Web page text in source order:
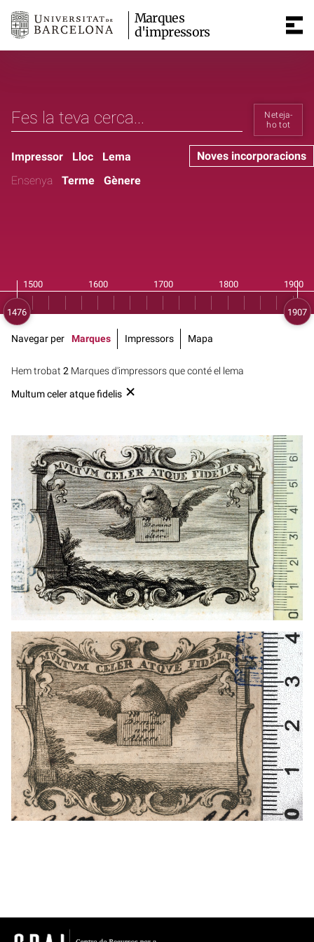
Marques
d'impressors
Neteja-
ho tot
Noves incorporacions
Impressor Lloc
Lema
Ensenya
Terme Gènere
Hem trobat 2 Marques d'impressors que conté el lema
Multum celer atque fidelis
Navegar per Marques Impressors Mapa
1744 - 1766 Florència (Itàlia)
1767 - 1828 Florència (Itàlia)